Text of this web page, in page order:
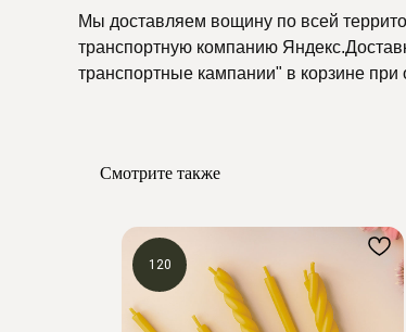
Мы доставляем вощину по всей
транспортную компанию
транспортные кампании" в корзине
Смотрите также
120